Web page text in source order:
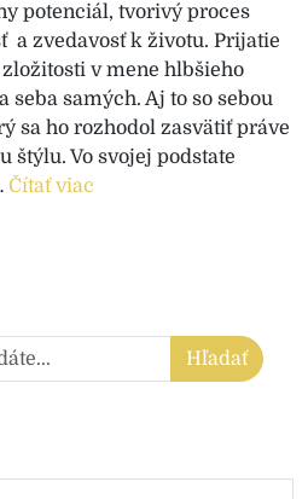
potenciál, tvorivý proces
a zvedavosť k životu. Prijatie
v mene hlbšieho
seba samých. Aj to so sebou
sa ho rozhodol zasvätiť práve
štýlu. Vo svojej podstate
Čítať viac
Hľadať